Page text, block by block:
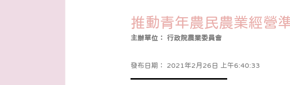
推動青年農民農業經營
主辦單位： 行政院農業委員會
發布日期： 2021年2月26日 上午6:40:33